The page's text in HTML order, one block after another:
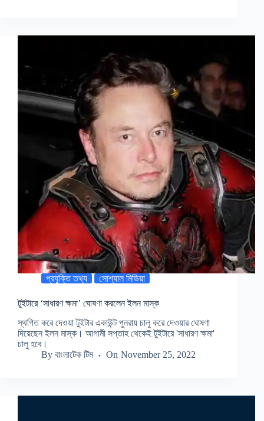
প্রযুক্তি তথ্য সোশ্যাল মিডিয়া
টুইটারে ‘সাধারণ ক্ষমা’ ঘোষণা করলেন ইলন মাস্ক
স্থগিত করে দেওয়া টুইটার একাউন্ট পুনরায় চালু করে দেওয়ার ঘোষণা
দিয়েছেন ইলন মাস্ক। আগামী সপ্তাহ থেকেই টুইটারে 'সাধারণ ক্ষমা'
চালু হবে।
By বাংলাটেক টিম On November 25, 2022